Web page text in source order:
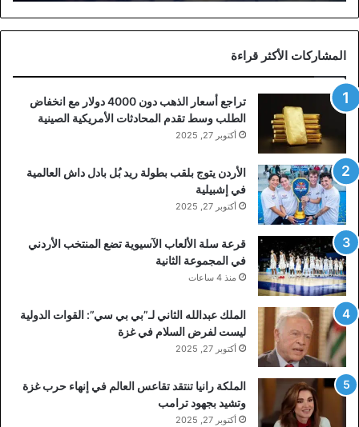
المشاركات الأكثر قراءة
تراجع أسعار الذهب دون 4000 دولار مع انخفاض
الطلب وسط تقدم المحادثات الأمريكية الصينية
أكتوبر 27, 2025
الأردن يتوج بلقب بطولة ريد بُل بادل داش العالمية
في إشبيلية
أكتوبر 27, 2025
قرعة سلة الألعاب الآسيوية تضع المنتخب الأردني
في المجموعة الثانية
منذ 4 ساعات
الملك عبدالله الثاني لـ”بي بي سي”: القوات الدولية
ليست لفرض السلام في غزة
أكتوبر 27, 2025
الملكة رانيا تنتقد تقاعس العالم في إنهاء حرب غزة
وتشيد بجهود ترامب
أكتوبر 27, 2025